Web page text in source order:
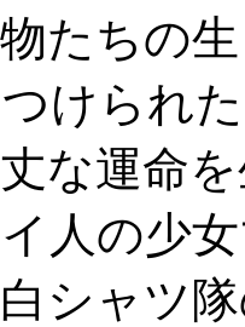
たちの
けられ
な運命
人の少
シャツ